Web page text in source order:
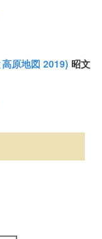
原地図 2019) 昭文